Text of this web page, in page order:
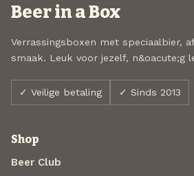
Beer in a Box
Verrassingsboxen met speciaalbier,
smaak. Leuk voor jezelf, n&oacute;g
✓ Veilige betaling ✓ Sinds 2013
Shop
Beer Club